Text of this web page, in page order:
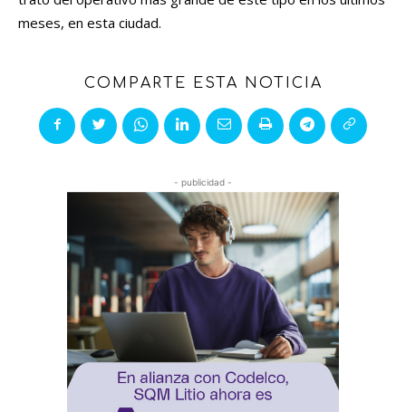
meses, en esta ciudad.
COMPARTE ESTA NOTICIA
- publicidad -